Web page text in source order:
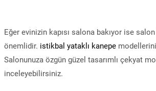
Eğer evinizin kapısı salona bakıyor ise
önemlidir. istikbal yataklı kanepe
Salonunuza özgün güzel tasarımlı çekyat
inceleyebilirsiniz.